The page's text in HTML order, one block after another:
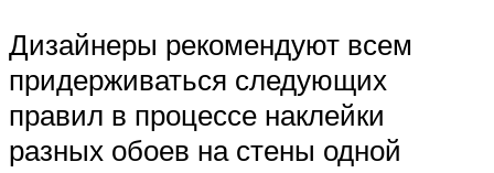
Дизайнеры рекомендуют всем
придерживаться следующих
правил в процессе наклейки
разных обоев на стены одной